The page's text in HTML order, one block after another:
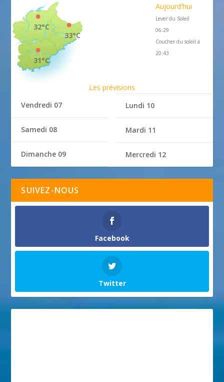
33°C
32°C
31°C
Aujourd'hui
Lever du Soleil
06:29
Coucher du soleil à
20:43
Les prévisions
Vendredi 07
Samedi 08
Dimanche 09
Lundi 10
Mardi 11
Mercredi 12
SUIVEZ-NOUS
Facebook
Twitter